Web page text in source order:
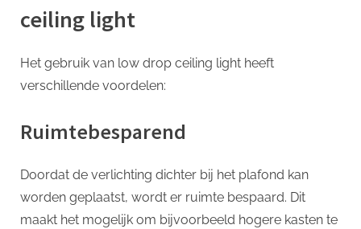
ceiling light
Het gebruik van low drop ceiling light heeft
verschillende voordelen:
Ruimtebesparend
Doordat de verlichting dichter bij het plafond kan
worden geplaatst, wordt er ruimte bespaard. Dit
maakt het mogelijk om bijvoorbeeld hogere kasten te